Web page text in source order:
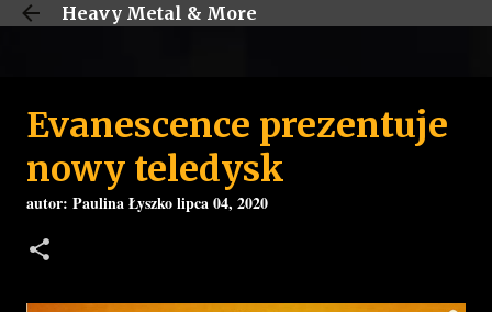
Przejdź do głównej zawartości
Heavy Metal & More
Evanescence prezentuje
nowy teledysk
autor: Paulina Łyszkolipca 04, 2020